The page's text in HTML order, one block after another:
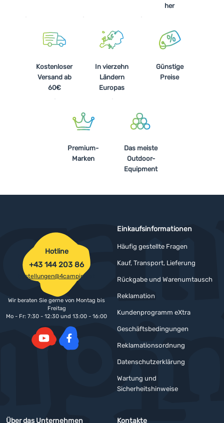
her
Kostenloser
Versand ab
60€
In vierzehn
Ländern
Europas
Günstige
Preise
Premium-
Marken
Das meiste
Outdoor-
Equipment
Einkaufsinformationen
Häufig gestellte Fragen
Kauf, Transport, Lieferung
Rückgabe und Warenumtausch
Reklamation
Kundenprogramm eXtra
Geschäftsbedingungen
Reklamationsordnung
Datenschutzerklärung
Wartung und
Sicherheitshinweise
Über das Unternehmen Kontakte
Hotline
+43 144 203 86
bestellungen@4camping.at
Wir beraten Sie gerne von Montag bis
Freitag
Mo - Fr: 7:30 - 12:30 und 13:00 - 16:00